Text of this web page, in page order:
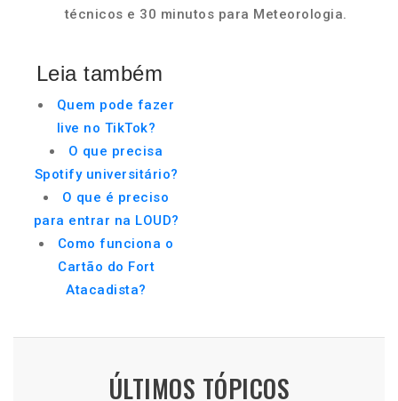
técnicos e 30 minutos para Meteorologia.
Leia também
Quem pode fazer
live no TikTok?
O que precisa
Spotify universitário?
O que é preciso
para entrar na LOUD?
Como funciona o
Cartão do Fort
Atacadista?
ÚLTIMOS TÓPICOS